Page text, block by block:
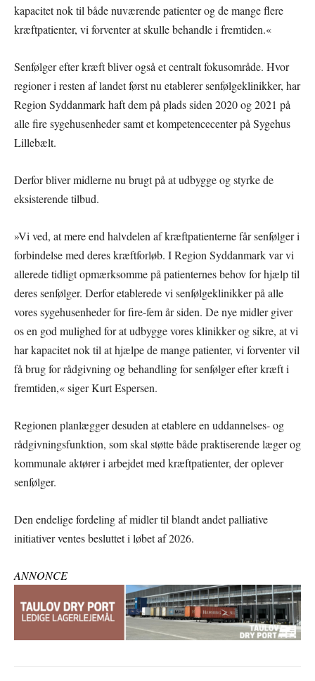
kapacitet nok til både nuværende patienter og de mange flere
kræftpatienter, vi forventer at skulle behandle i fremtiden.«
Senfølger efter kræft bliver også et centralt fokusområde. Hvor
regioner i resten af landet først nu etablerer senfølgeklinikker, har
Region Syddanmark haft dem på plads siden 2020 og 2021 på
alle fire sygehusenheder samt et kompetencecenter på Sygehus
Lillebælt.
Derfor bliver midlerne nu brugt på at udbygge og styrke de
eksisterende tilbud.
»Vi ved, at mere end halvdelen af kræftpatienterne får senfølger i
forbindelse med deres kræftforløb. I Region Syddanmark var vi
allerede tidligt opmærksomme på patienternes behov for hjælp til
deres senfølger. Derfor etablerede vi senfølgeklinikker på alle
vores sygehusenheder for fire-fem år siden. De nye midler giver
os en god mulighed for at udbygge vores klinikker og sikre, at vi
har kapacitet nok til at hjælpe de mange patienter, vi forventer vil
få brug for rådgivning og behandling for senfølger efter kræft i
fremtiden,« siger Kurt Espersen.
Regionen planlægger desuden at etablere en uddannelses- og
rådgivningsfunktion, som skal støtte både praktiserende læger og
kommunale aktører i arbejdet med kræftpatienter, der oplever
senfølger.
Den endelige fordeling af midler til blandt andet palliative
initiativer ventes besluttet i løbet af 2026.
ANNONCE